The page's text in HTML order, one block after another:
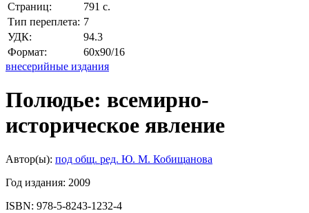
Страниц:
791 с.
Тип переплета: 7
УДК:
94.3
Формат:
60x90/16
внесерийные издания
Полюдье: всемирно-
историческое явление
Автор(ы): под общ. ред. Ю. М. Кобищанова
Год издания: 2009
ISBN: 978-5-8243-1232-4